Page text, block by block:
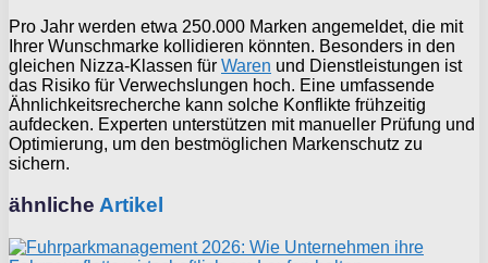
Pro Jahr werden etwa 250.000 Marken angemeldet, die mit
Ihrer Wunschmarke kollidieren könnten. Besonders in den
gleichen Nizza-Klassen für Waren und Dienstleistungen ist
das Risiko für Verwechslungen hoch. Eine umfassende
Ähnlichkeitsrecherche kann solche Konflikte frühzeitig
aufdecken. Experten unterstützen mit manueller Prüfung und
Optimierung, um den bestmöglichen Markenschutz zu
sichern.
ähnliche Artikel